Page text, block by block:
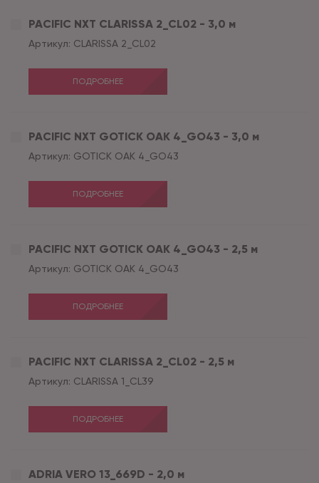
PACIFIC NXT CLARISSA 2_CL02 - 3,0 м
Артикул: CLARISSA 2_CL02
ПОДРОБНЕЕ
PACIFIC NXT GOTICK OAK 4_GO43 - 3,0 м
Артикул: GOTICK OAK 4_GO43
ПОДРОБНЕЕ
PACIFIC NXT GOTICK OAK 4_GO43 - 2,5 м
Артикул: GOTICK OAK 4_GO43
ПОДРОБНЕЕ
PACIFIC NXT CLARISSA 2_CL02 - 2,5 м
Артикул: CLARISSA 1_CL39
ПОДРОБНЕЕ
ADRIA VERO 13_669D - 2,0 м